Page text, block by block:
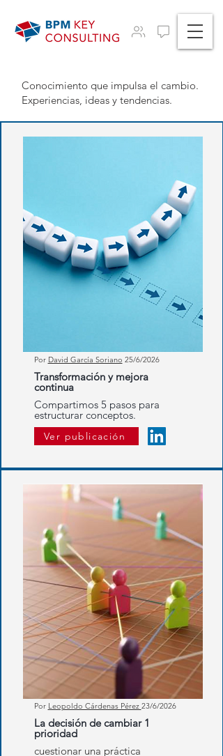
Conocimiento que impulsa el cambio.
Experiencias, ideas y tendencias.
Por David García Soriano 25/6/2026
Transformación y mejora
continua
Compartimos 5 pasos para
estructurar conceptos.
Ver publicación
Por Leopoldo Cárdenas Pérez 23/6/2026
La decisión de cambiar 1
prioridad
cuestionar una práctica